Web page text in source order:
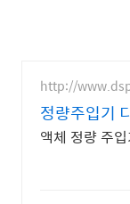
http://
정량주입기
액체 정량 주